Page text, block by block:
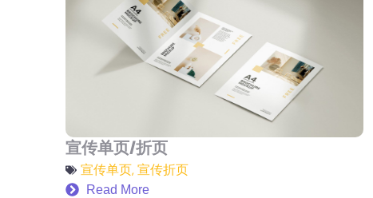
宣传单页/折页
宣传单页,宣传折页
Read More